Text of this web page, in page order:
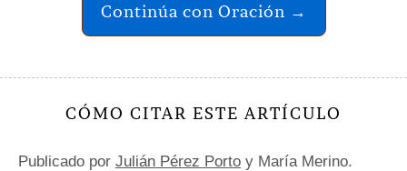
Continúa con Oración →
CÓMO CITAR ESTE ARTÍCULO
Publicado por Julián Pérez Porto y María Merino.